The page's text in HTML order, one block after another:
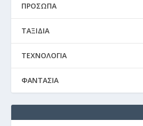
ΠΡΟΣΩΠΑ
ΤΑΞΙΔΙΑ
ΤΕΧΝΟΛΟΓΙΑ
ΦΑΝΤΑΣΙΑ